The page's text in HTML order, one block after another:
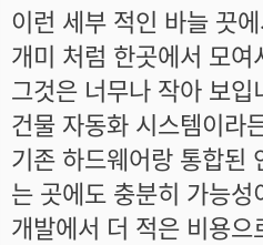
이런 세부 적인 바늘 끗
개미 처럼 한곳에서 모
그것은 너무나 작아 보입
건물 자동화 시스템이라
기존 하드웨어랑 통합된
는 곳에도 충분히 가능
개발에서 더 적은 비용